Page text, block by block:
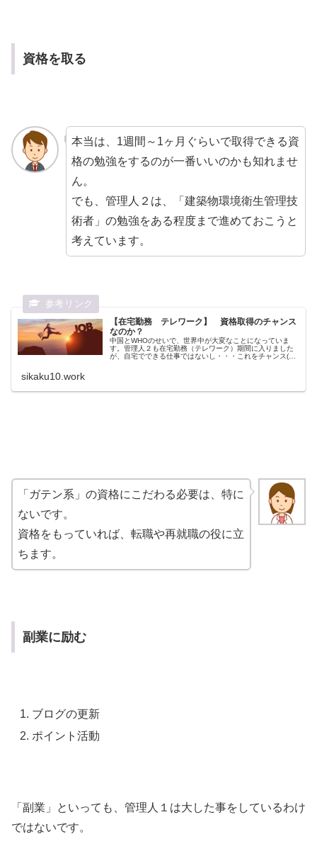
資格を取る
本当は、1週間～1ヶ月ぐらいで取得できる資
格の勉強をするのが一番いいのかも知れませ
ん。
でも、管理人２は、「建築物環境衛生管理技
術者」の勉強をある程度まで進めておこうと
考えています。
【在宅勤務 テレワーク】 資格取得のチャンス
なのか？
中国とWHOのせいで、世界中が大変なことになっていま
す。管理人２も在宅勤務（テレワーク）期間に入りました
が、自宅でできる仕事ではないし・・・これをチャンス(?)
sikaku10.work
「ガテン系」の資格にこだわる必要は、特に
ないです。
資格をもっていれば、転職や再就職の役に立
ちます。
副業に励む
ブログの更新
ポイント活動
「副業」といっても、管理人１は大した事をしているわけ
ではないです。